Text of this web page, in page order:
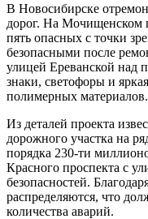
В Новосибирске
дорог. На Мочищенском
пять опасных с точки
безопасными после
улицей Ереванской над
знаки, светофоры и
полимерных материалов.
Из деталей проекта
дорожного участка на
порядка 230-ти
Красного проспекта с
безопасностей.
распределяются, что
количества аварий.